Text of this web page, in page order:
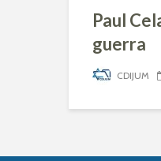
Paul
guerra
CDIJUM